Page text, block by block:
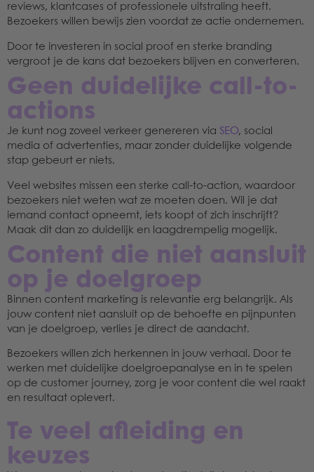
reviews, klantcases of professionele uitstraling heeft.
Bezoekers willen bewijs zien voordat ze actie ondernemen.
Door te investeren in social proof en sterke branding
vergroot je de kans dat bezoekers blijven en converteren.
Geen duidelijke call-to-
actions
Je kunt nog zoveel verkeer genereren via SEO, social
media of advertenties, maar zonder duidelijke volgende
stap gebeurt er niets.
Veel websites missen een sterke call-to-action, waardoor
bezoekers niet weten wat ze moeten doen. Wil je dat
iemand contact opneemt, iets koopt of zich inschrijft?
Maak dit dan zo duidelijk en laagdrempelig mogelijk.
Content die niet aansluit
op je doelgroep
Binnen content marketing is relevantie erg belangrijk. Als
jouw content niet aansluit op de behoefte en pijnpunten
van je doelgroep, verlies je direct de aandacht.
Bezoekers willen zich herkennen in jouw verhaal. Door te
werken met duidelijke doelgroepanalyse en in te spelen
op de customer journey, zorg je voor content die wel raakt
en resultaat oplevert.
Te veel afleiding en
keuzes